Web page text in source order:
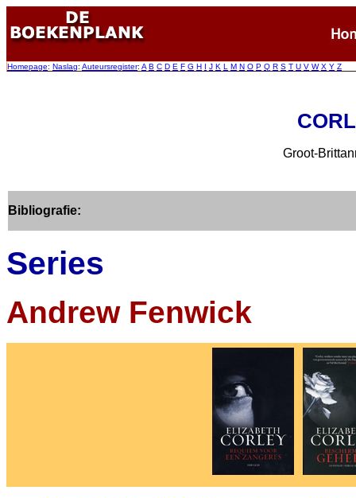
Homepage: Naslag: Auteursregister: A B C D E F G H I J K L M N O P Q R S T U V W X Y Z
Groot-
Bibliografie:
Series
Andrew Fenwick